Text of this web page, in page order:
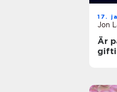
17.
Jon
Är